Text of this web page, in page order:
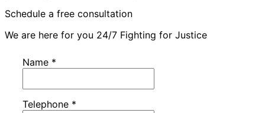
Schedule a free consultation
We are here for you 24/7 Fighting for Justice
Name *
Telephone *